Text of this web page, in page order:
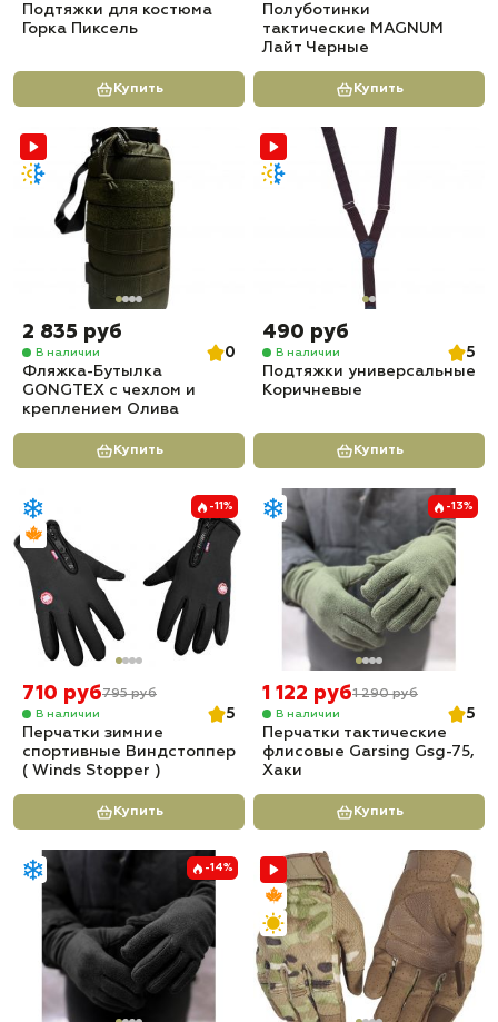
Подтяжки для костюма
Горка Пиксель
Купить
Полуботинки
тактические MAGNUM
Лайт Черные
Купить
2 835 руб
В наличии
0
Фляжка-Бутылка
GONGTEX с чехлом и
креплением Олива
Купить
490 руб
В наличии
5
Подтяжки универсальные
Коричневые
Купить
-11%
710 руб795 руб
В наличии
5
Перчатки зимние
спортивные Виндстоппер
( Winds Stopper )
Купить
-13%
1 122 руб1 290 руб
В наличии
5
Перчатки тактические
флисовые Garsing Gsg-75,
Хаки
Купить
-14%